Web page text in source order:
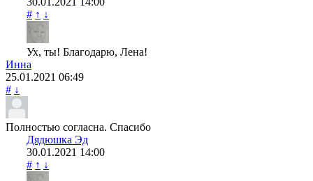
# ↑ ↓
Ух, ты! Благодарю, Лена!
Инна
25.01.2021 06:49
# ↓
Полностью согласна. Спасибо
Дядюшка Эд
30.01.2021 14:00
# ↑ ↓